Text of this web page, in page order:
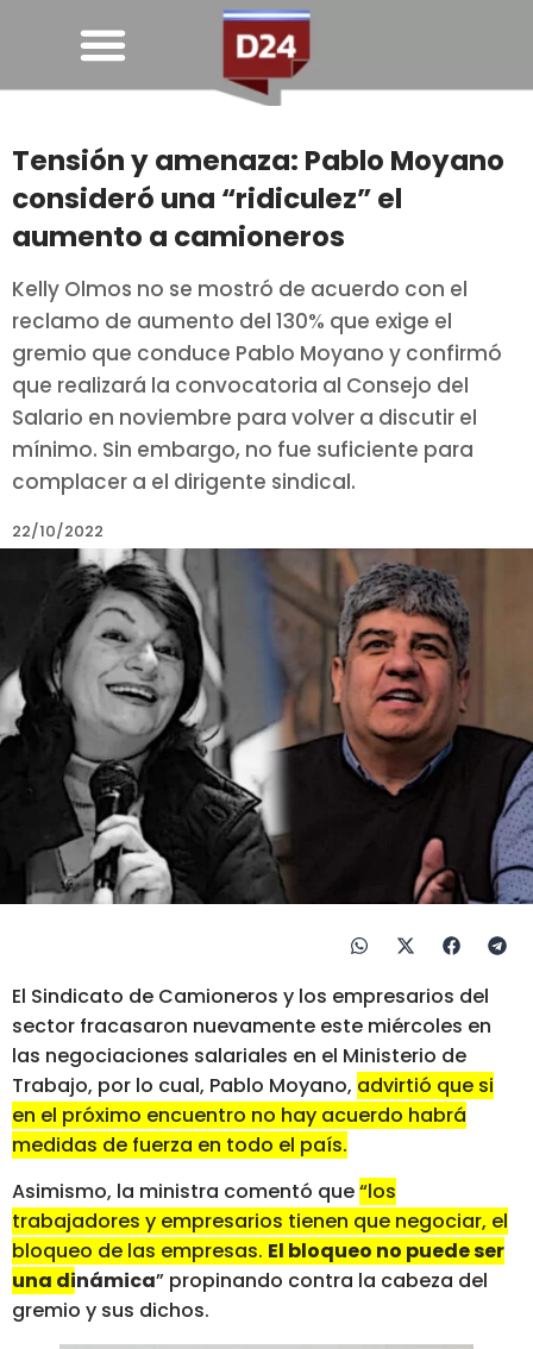
Tensión y amenaza: Pablo Moyano
consideró una “ridiculez” el
aumento a camioneros
Kelly Olmos no se mostró de acuerdo con el
reclamo de aumento del 130% que exige el
gremio que conduce Pablo Moyano y confirmó
que realizará la convocatoria al Consejo del
Salario en noviembre para volver a discutir el
mínimo. Sin embargo, no fue suficiente para
complacer a el dirigente sindical.
22/10/2022
El Sindicato de Camioneros y los empresarios del
sector fracasaron nuevamente este miércoles en
las negociaciones salariales en el Ministerio de
Trabajo, por lo cual, Pablo Moyano, advirtió que si
en el próximo encuentro no hay acuerdo habrá
medidas de fuerza en todo el país.
Asimismo, la ministra comentó que“los
trabajadores y empresarios tienen que negociar, el
bloqueo de las empresas. El bloqueo no puede ser
una dinámica” propinando contra la cabeza del
gremio y sus dichos.